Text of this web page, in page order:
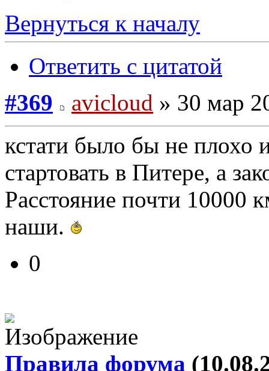
Вернуться к началу
Ответить с цитатой
#369
avicloud » 30 мар
кстати было бы не плохо
стартовать в Питере, а
Расстояние почти 10000
наши.
0
Правила форума